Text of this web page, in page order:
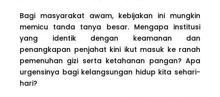
Bagi masyarakat awam, kebijakan ini mungkin
memicu tanda tanya besar. Mengapa institusi
yang identik dengan keamanan dan
penangkapan penjahat kini ikut masuk ke ranah
pemenuhan gizi serta ketahanan pangan? Apa
urgensinya bagi kelangsungan hidup kita sehari-
hari?